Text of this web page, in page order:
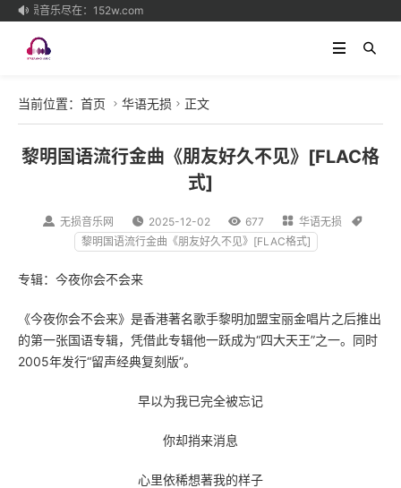

无损音乐尽在：152w.com
当前位置： 首页  华语无损  正文
黎明国语流行金曲《朋友好久不见》[FLAC格
式]
 无损音乐网  2025-12-02  677  华语无损 
黎明国语流行金曲《朋友好久不见》[FLAC格式]
专辑：今夜你会不会来
《今夜你会不会来》是香港著名歌手黎明加盟宝丽金唱片之后推出
的第一张国语专辑，凭借此专辑他一跃成为“四大天王”之一。同时
2005年发行“留声经典复刻版”。
早以为我已完全被忘记
你却捎来消息
心里依稀想著我的样子